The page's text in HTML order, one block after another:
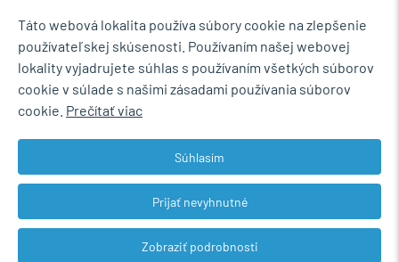
NEWSLETTER
Súhlasím so spracovaním osobných údajov pre marketingové účely.
Zásady ochrany osobných údajov
Web dizajn: MARLOW DESIGN
Táto webová lokalita používa súbory cookie na zlepšenie
používateľskej skúsenosti. Používaním našej webovej
lokality vyjadrujete súhlas s používaním všetkých súborov
cookie v súlade s našimi zásadami používania súborov
cookie. Prečítať viac
Súhlasím
Prijať nevyhnutné
Zobraziť podrobnosti